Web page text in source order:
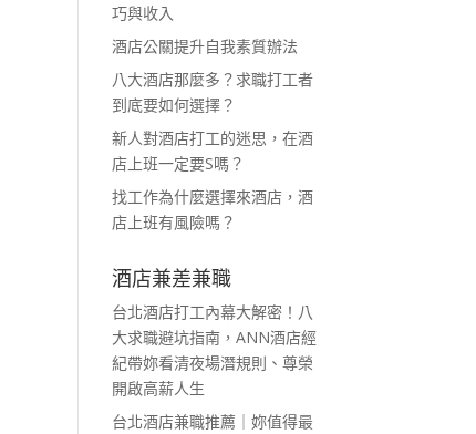
巧與收入
酒店公關提升自我素質辦法
八大酒店那麼多？求職打工者
到底要如何選擇？
新人對酒店打工的迷思，在酒
店上班一定要S嗎？
找工作為什麼選擇來酒店，酒
店上班有風險嗎？
酒店兼差兼職
台北酒店打工內幕大解密！八
大求職避坑指南，ANN酒店經
紀帶妳看清夜場潛規則、尊榮
開啟高薪人生
台北酒店兼職推薦｜妳值得最